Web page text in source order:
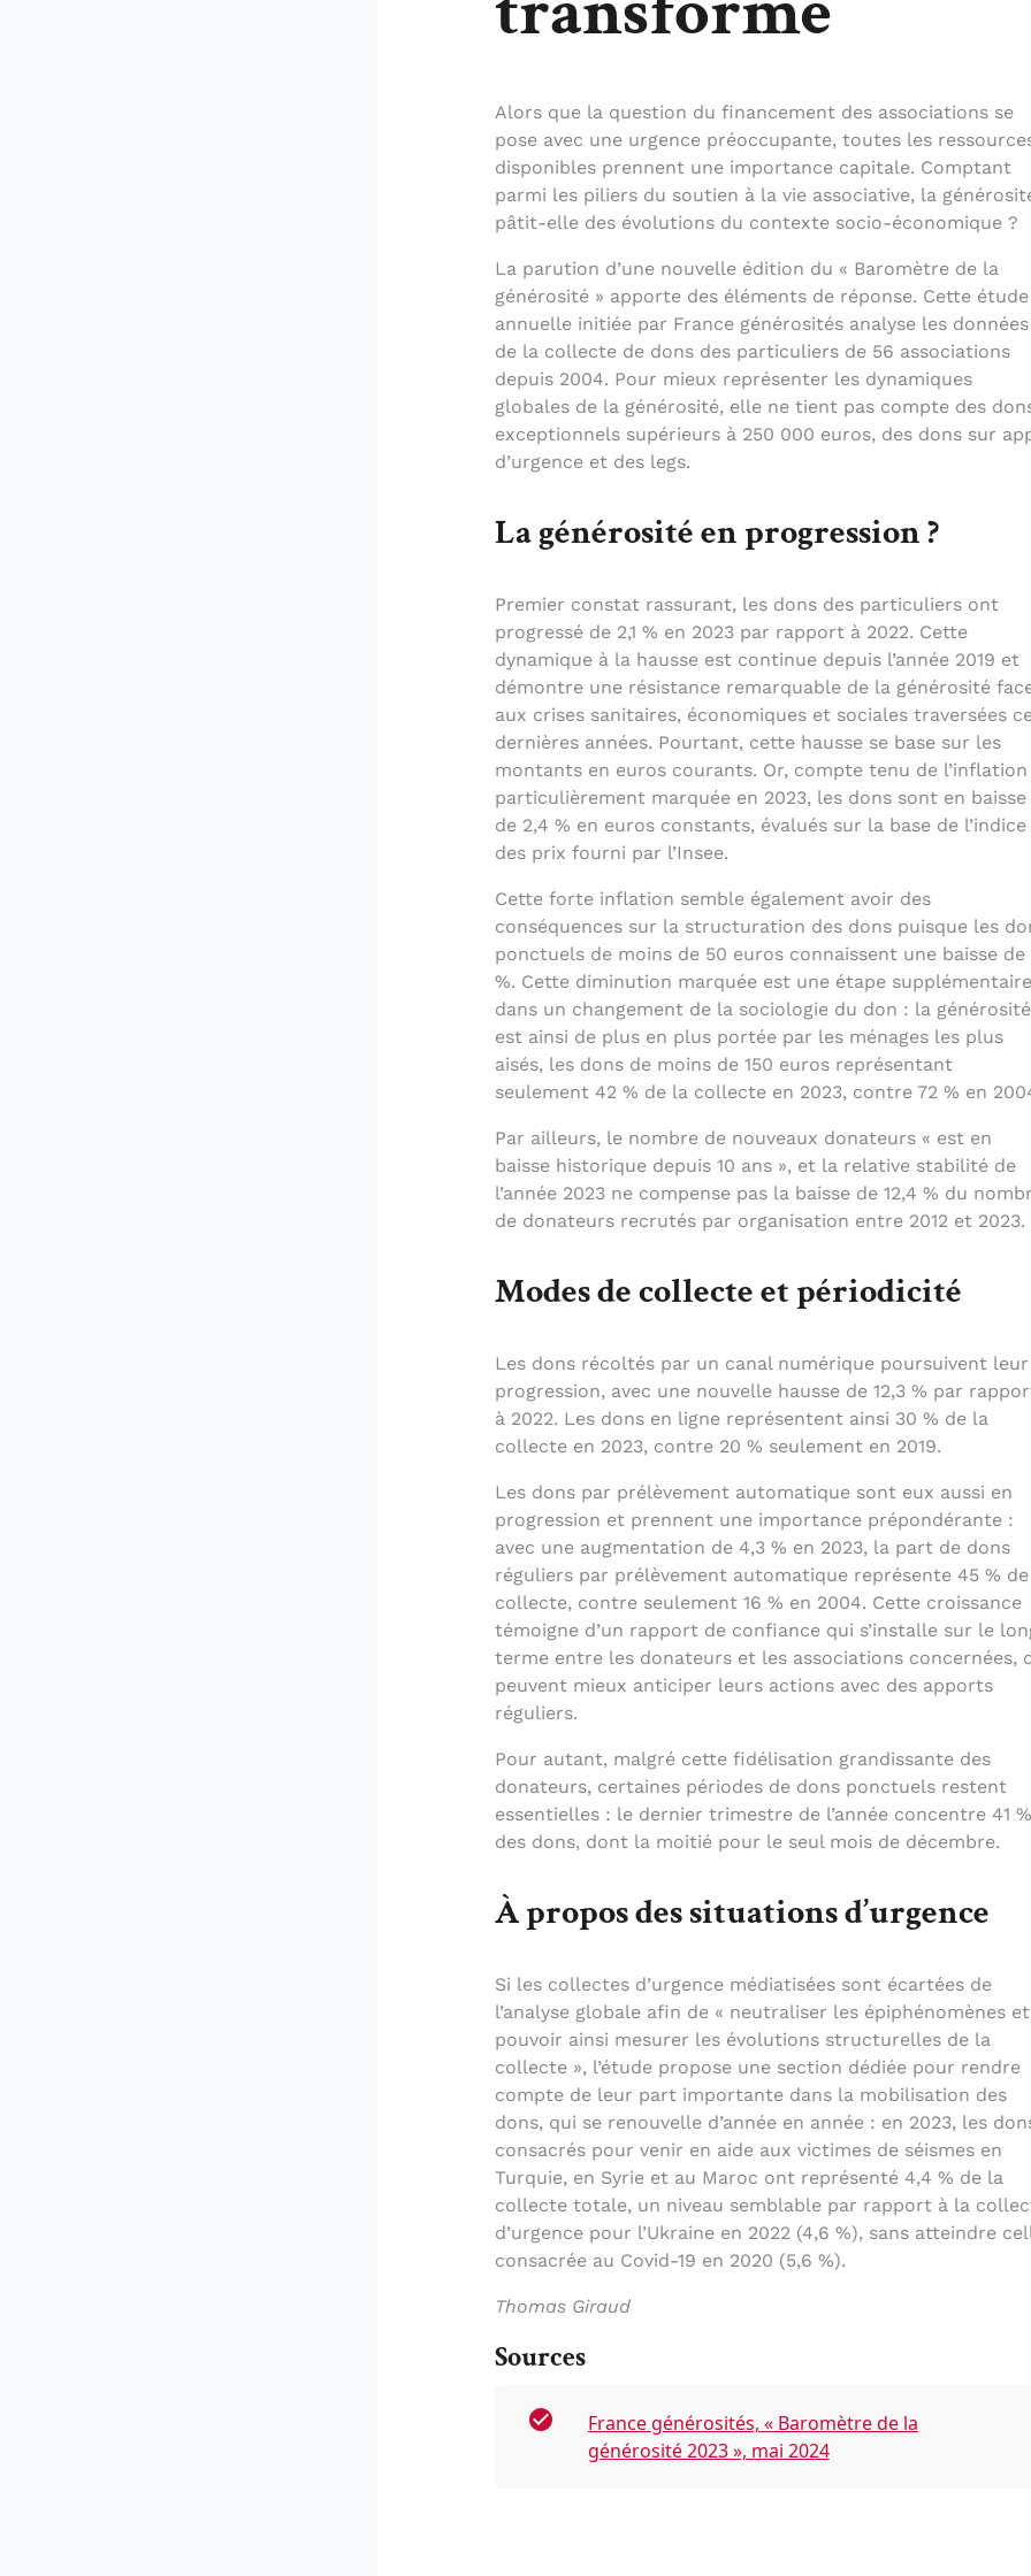
Alors que la question du financement des associations se
pose avec une urgence préoccupante, toutes les
disponibles prennent une importance capitale. Comptant
parmi les piliers du soutien à la vie associative, la
pâtit-elle des évolutions du contexte socio-économique ?
La parution d’une nouvelle édition du « Baromètre de la
générosité » apporte des éléments de réponse. Cette étude
annuelle initiée par France générosités analyse les données
de la collecte de dons des particuliers de 56 associations
depuis 2004. Pour mieux représenter les dynamiques
globales de la générosité, elle ne tient pas compte des
exceptionnels supérieurs à 250 000 euros, des dons sur
d’urgence et des legs.
La générosité en progression ?
Premier constat rassurant, les dons des particuliers ont
progressé de 2,1 % en 2023 par rapport à 2022. Cette
dynamique à la hausse est continue depuis l’année 2019 et
démontre une résistance remarquable de la générosité
aux crises sanitaires, économiques et sociales traversées
dernières années. Pourtant, cette hausse se base sur les
montants en euros courants. Or, compte tenu de l’inflation
particulièrement marquée en 2023, les dons sont en baisse
de 2,4 % en euros constants, évalués sur la base de l’indice
des prix fourni par l’Insee.
Cette forte inflation semble également avoir des
conséquences sur la structuration des dons puisque les
ponctuels de moins de 50 euros connaissent une baisse de
%. Cette diminution marquée est une étape supplémentaire
dans un changement de la sociologie du don : la générosité
est ainsi de plus en plus portée par les ménages les plus
aisés, les dons de moins de 150 euros représentant
seulement 42 % de la collecte en 2023, contre 72 % en
Par ailleurs, le nombre de nouveaux donateurs « est en
baisse historique depuis 10 ans », et la relative stabilité de
l’année 2023 ne compense pas la baisse de 12,4 % du
de donateurs recrutés par organisation entre 2012 et 2023.
Modes de collecte et périodicité
Les dons récoltés par un canal numérique poursuivent leur
progression, avec une nouvelle hausse de 12,3 % par
à 2022. Les dons en ligne représentent ainsi 30 % de la
collecte en 2023, contre 20 % seulement en 2019.
Les dons par prélèvement automatique sont eux aussi en
progression et prennent une importance prépondérante :
avec une augmentation de 4,3 % en 2023, la part de dons
réguliers par prélèvement automatique représente 45 %
collecte, contre seulement 16 % en 2004. Cette croissance
témoigne d’un rapport de confiance qui s’installe sur le
terme entre les donateurs et les associations concernées,
peuvent mieux anticiper leurs actions avec des apports
réguliers.
Pour autant, malgré cette fidélisation grandissante des
donateurs, certaines périodes de dons ponctuels restent
essentielles : le dernier trimestre de l’année concentre 41 %
des dons, dont la moitié pour le seul mois de décembre.
À propos des situations d’urgence
Si les collectes d’urgence médiatisées sont écartées de
l’analyse globale afin de « neutraliser les épiphénomènes et
pouvoir ainsi mesurer les évolutions structurelles de la
collecte », l’étude propose une section dédiée pour rendre
compte de leur part importante dans la mobilisation des
dons, qui se renouvelle d’année en année : en 2023, les
consacrés pour venir en aide aux victimes de séismes en
Turquie, en Syrie et au Maroc ont représenté 4,4 % de la
collecte totale, un niveau semblable par rapport à la
d’urgence pour l’Ukraine en 2022 (4,6 %), sans atteindre
consacrée au Covid-19 en 2020 (5,6 %).
Thomas Giraud
Sources
France générosités, « Baromètre de la
générosité 2023 », mai 2024